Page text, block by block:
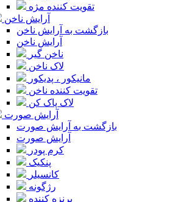
تقویت کننده مژه
آرایش ناخن
بازگشت به آرایش ناخن
آرایش ناخن
ناخن گیر
لاک ناخن
مانیکور ، پدیکور
تقویت کننده ناخن
لاک پاک کن
آرایش صورت
بازگشت به آرایش صورت
آرایش صورت
کرم پودر
پنکیک
کانسیلر
رژگونه
برنزه کننده